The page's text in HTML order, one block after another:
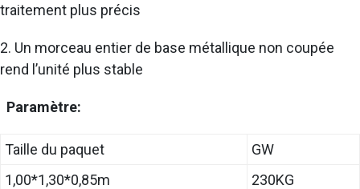
traitement plus précis
2. Un morceau entier de base métallique non coupée
rend l’unité plus stable
Paramètre:
Taille du paquet
GW
1,00*1,30*0,85m
230KG